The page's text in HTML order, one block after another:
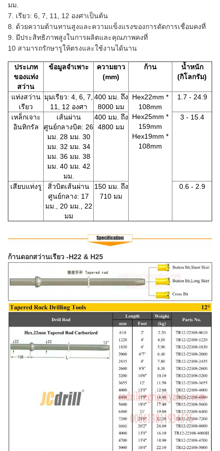
มม.
7. เรียว: 6, 7, 11, 12 องศาเป็นต้น
8. ด้วยความต้านทานสูงและความแข็งแรงของการดัดการเชื่อมคงที่
9. มีประสิทธิภาพสูงในการผลิตและคุณภาพคงที่
10 สามารถรักษารูให้ตรงและใช้งานได้นาน
ประเภท
ของแท่ง
สว่าน
ข้อมูลจำเพาะ
ความยาว
(mm)
ก้าน
น้ำหนัก
(กิโลกรัม)
แท่งสว่าน
เรียว
มุมเรียว: 4, 6, 7,
11, 12 องศา
400 มม. ถึง
8000 มม
Hex22mm *
108mm
Hex25mm *
159mm
Hex19mm *
108mm
1.7 - 24.9
เหล็กเจาะ
อินทิกรัล
เส้นผ่าน
ศูนย์กลางบิต: 26
มม. 28 มม. 30
มม. 32 มม. 34
มม. 36 มม. 38
มม. 40 มม. 42
มม.
400 มม. ถึง
4800 มม
3 - 15.4
เสียบแท่งรู
สิ่วบิตเส้นผ่าน
ศูนย์กลาง: 17
มม., 20 มม., 22
มม
150 มม. ถึง
710 มม
0.6 - 2.9
ก้านดอกสว่านเรียว -H22 & H25